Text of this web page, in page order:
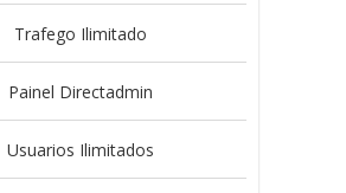
Trafego Ilimitado
Painel Directadmin
Usuarios Ilimitados